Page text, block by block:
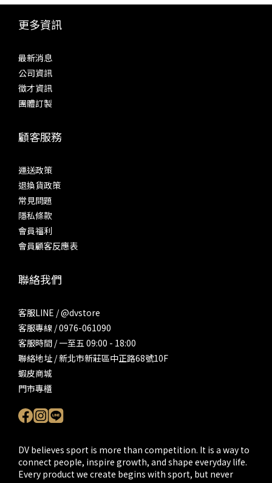
更多資訊
最新消息
公司資訊
徵才資訊
團體訂製
顧客服務
運送政策
退換貨政策
常見問題
隱私條款
會員福利
會員顧客反應表
聯絡我們
客服LINE / @dvstore
客服專線 / 0976-061090
客服時間 / 一至五 09:00 - 18:00
聯絡地址 / 新北市新莊區中正路68號10F
蝦皮商城
門市專櫃
DV believes sport is more than competition. It is a way to
connect people, inspire growth, and shape everyday life.
Every product we create begins with sport, but never